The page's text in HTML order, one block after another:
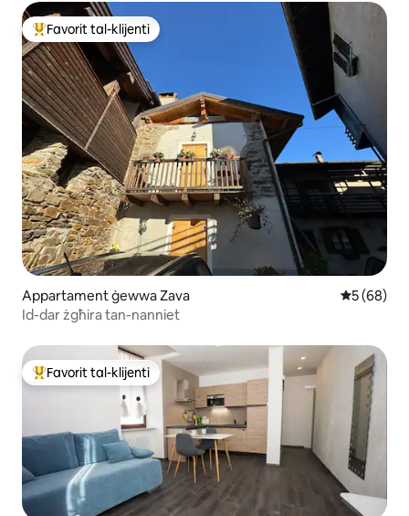
Wieħed mill-aqwa favoriti tal-klijenti
Favorit tal-klijenti
Appartament ġewwa Zava Rating
5 (68)
Id-dar żgħira tan-nanniet
Wieħed mill-aqwa favoriti tal-klijenti
Favorit tal-klijenti